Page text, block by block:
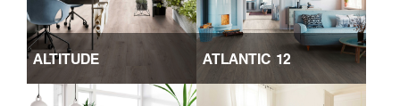
ALTITUDE ATLANTIC 12